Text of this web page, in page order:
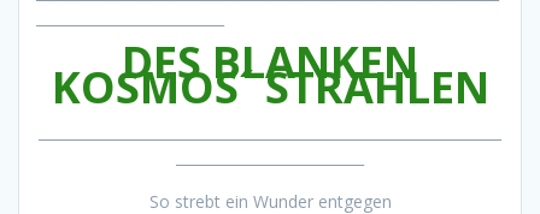
DES BLANKEN
KOSMOS´ STRAHLEN
So strebt ein Wunder entgegen